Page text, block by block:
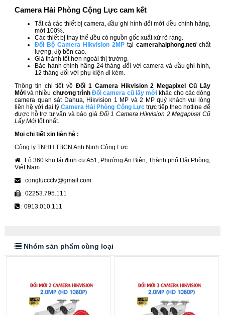
Camera Hải Phòng Cộng Lực cam kết
Tất cả các thiết bị camera, đầu ghi hình đổi mới đều chính hãng,
mới 100%.
Các thiết bị thay thế đều có nguồn gốc xuất xứ rõ ràng.
Đổi Bộ Camera Hikvision 2MPtại camerahaiphong.net/chất
lượng, độ bền cao.
Giá thành tốt hơn ngoài thị trường.
Bảo hành chính hãng 24 tháng đối với camera và đầu ghi hình,
12 tháng đối với phụ kiện đi kèm.
Thông tin chi tiết vềĐổi 1 Camera Hikvision 2 Megapixel Cũ Lấy
Mớivà nhiều chương trìnhĐổi camera cũ lấy mới khác cho các dòng
camera quan sát Dahua, Hikvision 1 MP và 2 MP quý khách vui lòng
liên hệ với đại lýCamera Hải Phòng Cộng Lực trực tiếp theo hotline để
được hỗ trợ tư vấn và báo giáĐổi 1 Camera Hikvision 2 Megapixel Cũ
Lấy Mới tốt nhất.
Mọi chi tiết xin liên hệ :
Công ty TNHH TBCN Anh Ninh Cộng Lực
: Lô 360 khu tái định cư A51, Phường An Biên, Thành phố Hải Phòng,
Việt Nam
: congluccctv@gmail.com
: 02253.795.111
: 0913.010.111
Nhóm sản phẩm cùng loại